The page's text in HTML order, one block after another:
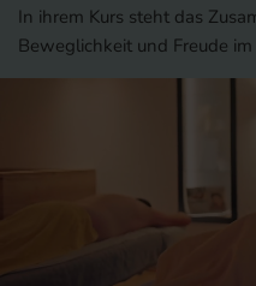
In ihrem Kurs steht das
Beweglichkeit und Freude